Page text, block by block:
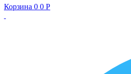
Корзина 0 0 Р